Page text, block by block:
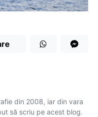
din 2008, iar din vara
să scriu pe acest blog.